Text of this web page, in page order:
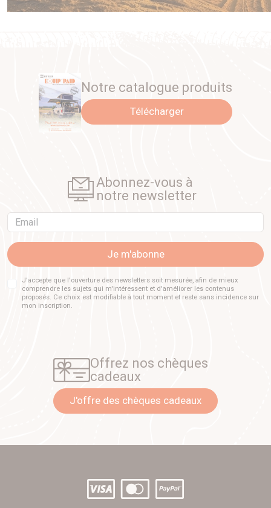
Notre catalogue produits
Télécharger
Abonnez-vous à
notre newsletter
Email
Je m'abonne
J'accepte que l'ouverture des newsletters soit mesurée, afin de mieux
comprendre les sujets qui m'intéressent et d'améliorer les contenus
proposés. Ce choix est modifiable à tout moment et reste sans incidence sur
mon inscription.
Offrez nos chèques
cadeaux
J'offre des chèques cadeaux